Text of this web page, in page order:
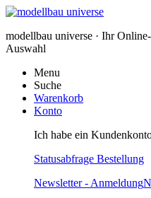
modellbau universe · Ihr
Auswahl
Menu
Suche
Warenkorb
Konto
Ich habe ein
Statusabfrage Bestellung
Newsletter - Anmeldung